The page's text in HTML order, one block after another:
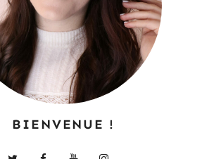
BIENVENUE !